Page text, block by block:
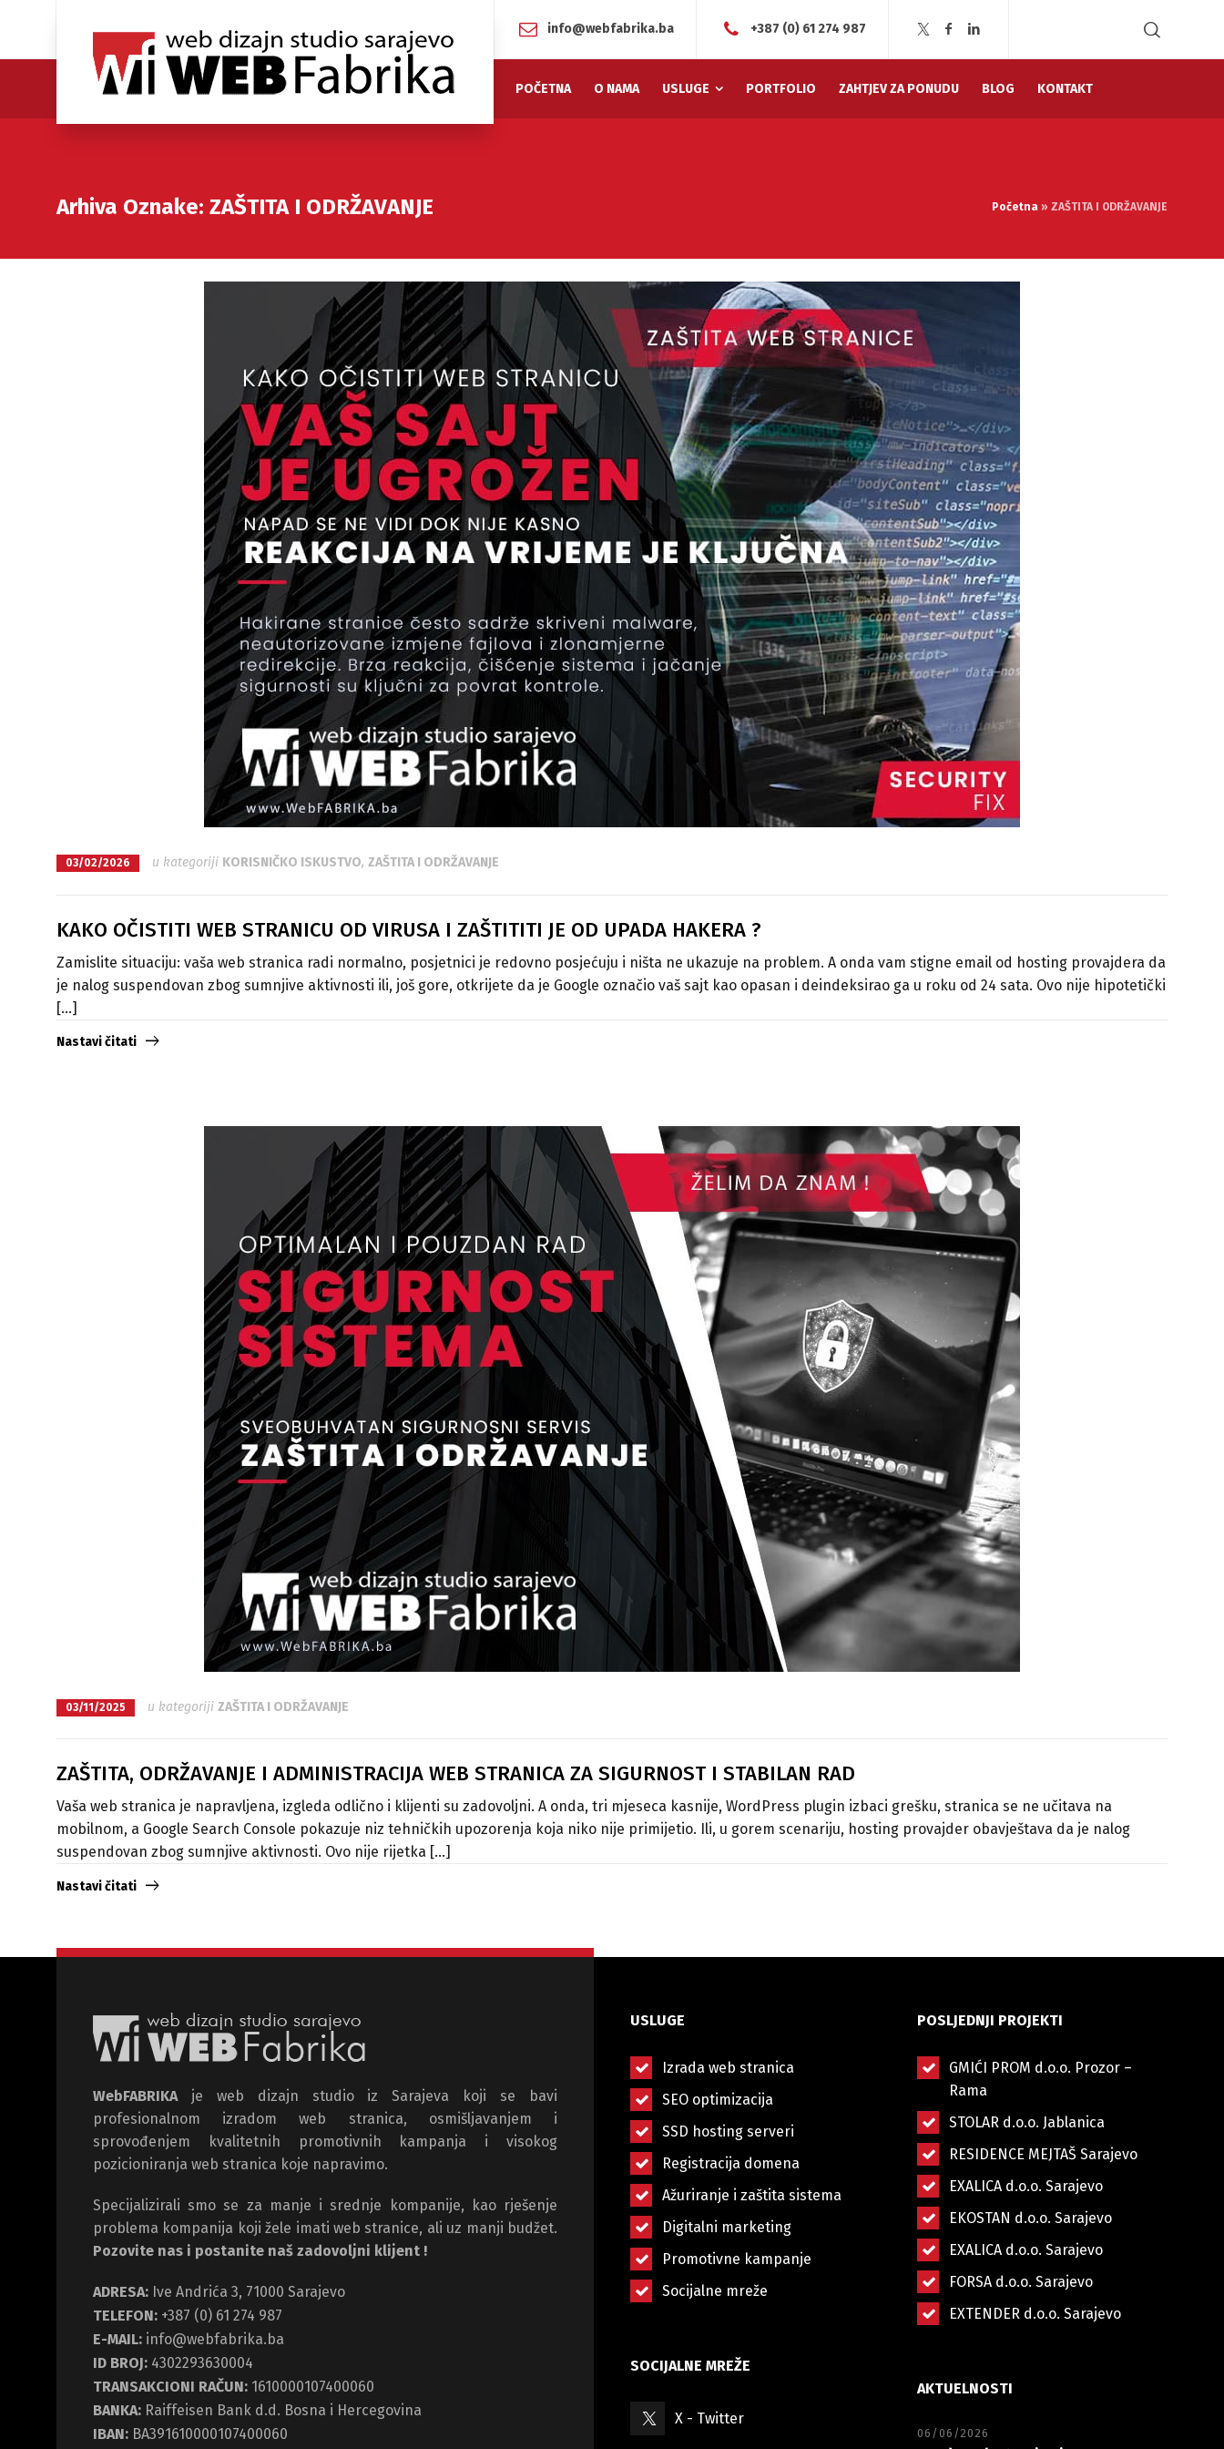
info@webfabrika.ba +387 (0) 61 274 987
POČETNA O NAMA USLUGE PORTFOLIO ZAHTJEV ZA PONUDU BLOG KONTAKT
Arhiva Oznake: ZAŠTITA I ODRŽAVANJE Početna » ZAŠTITA I ODRŽAVANJE
03/02/2026 u kategoriji KORISNIČKO ISKUSTVO, ZAŠTITA I ODRŽAVANJE
KAKO OČISTITI WEB STRANICU OD VIRUSA I ZAŠTITITI JE OD UPADA HAKERA ?
Zamislite situaciju: vaša web stranica radi normalno, posjetnici je redovno posjećuju i ništa ne ukazuje na problem. A onda vam stigne email od hosting provajdera da
je nalog suspendovan zbog sumnjive aktivnosti ili, još gore, otkrijete da je Google označio vaš sajt kao opasan i deindeksirao ga u roku od 24 sata. Ovo nije hipotetički
[...]
Nastavi čitati
03/11/2025 u kategoriji ZAŠTITA I ODRŽAVANJE
ZAŠTITA, ODRŽAVANJE I ADMINISTRACIJA WEB STRANICA ZA SIGURNOST I STABILAN RAD
Vaša web stranica je napravljena, izgleda odlično i klijenti su zadovoljni. A onda, tri mjeseca kasnije, WordPress plugin izbaci grešku, stranica se ne učitava na
mobilnom, a Google Search Console pokazuje niz tehničkih upozorenja koja niko nije primijetio. Ili, u gorem scenariju, hosting provajder obavještava da je nalog
suspendovan zbog sumnjive aktivnosti. Ovo nije rijetka [...]
Nastavi čitati
WebFABRIKAje web dizajn studio iz Sarajeva koji se bavi
profesionalnom izradom web stranica, osmišljavanjem i
sprovođenjem kvalitetnih promotivnih kampanja i visokog
pozicioniranja web stranica koje napravimo.
Specijalizirali smo se za manje i srednje kompanije, kao rješenje
problema kompanija koji žele imati web stranice, ali uz manji budžet.
Pozovite nas i postanite naš zadovoljni klijent !
ADRESA: Ive Andrića 3, 71000 Sarajevo
TELEFON: +387 (0) 61 274 987
E-MAIL: info@webfabrika.ba
ID BROJ: 4302293630004
TRANSAKCIONI RAČUN: 1610000107400060
BANKA: Raiffeisen Bank d.d. Bosna i Hercegovina
IBAN: BA391610000107400060
USLUGE
Izrada web stranica
SEO optimizacija
SSD hosting serveri
Registracija domena
Ažuriranje i zaštita sistema
Digitalni marketing
Promotivne kampanje
Socijalne mreže
SOCIJALNE MREŽE
X - Twitter
POSLJEDNJI PROJEKTI
GMIĆI PROM d.o.o. Prozor –
Rama
STOLAR d.o.o. Jablanica
RESIDENCE MEJTAŠ Sarajevo
EXALICA d.o.o. Sarajevo
EKOSTAN d.o.o. Sarajevo
EXALICA d.o.o. Sarajevo
FORSA d.o.o. Sarajevo
EXTENDER d.o.o. Sarajevo
AKTUELNOSTI
06/06/2026